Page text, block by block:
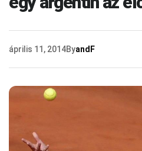
április 11, 2014ByandF